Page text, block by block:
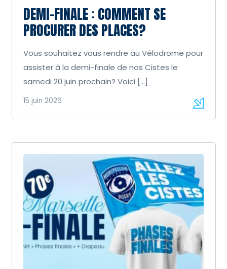
DEMI-FINALE : COMMENT SE
PROCURER DES PLACES?
Vous souhaitez vous rendre au Vélodrome pour
assister à la demi-finale de nos Cistes le
samedi 20 juin prochain? Voici […]
15 juin 2026